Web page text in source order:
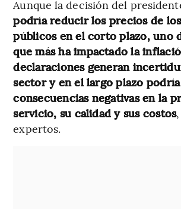
Aunque la decisión del
podría reducir los precios de
públicos en el corto plazo, uno
que más ha impactado la
declaraciones generan
sector y en el largo plazo
consecuencias negativas en la
servicio, su calidad y sus costos
expertos.